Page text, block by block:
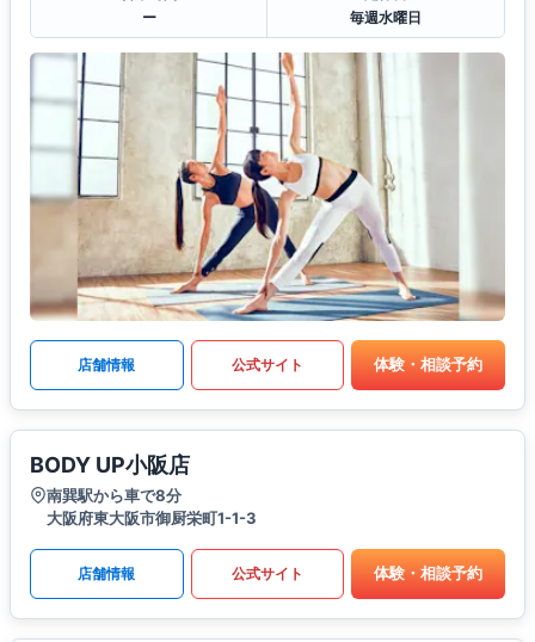
ー
毎週水曜日
店舗情報 公式サイト 体験・相談予約
BODY UP小阪店
南巽駅から車で8分
大阪府東大阪市御厨栄町1-1-3
店舗情報 公式サイト 体験・相談予約